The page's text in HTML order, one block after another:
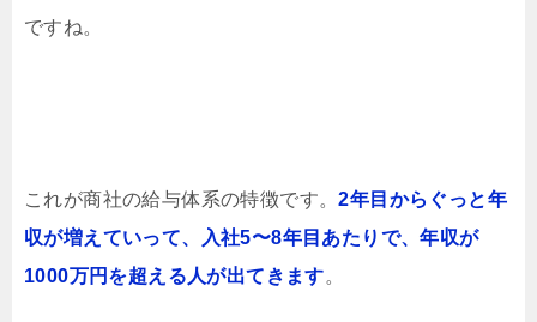
ですね。
これが商社の給与体系の特徴です。2年目からぐっと年
収が増えていって、入社5〜8年目あたりで、年収が
1000万円を超える人が出てきます。